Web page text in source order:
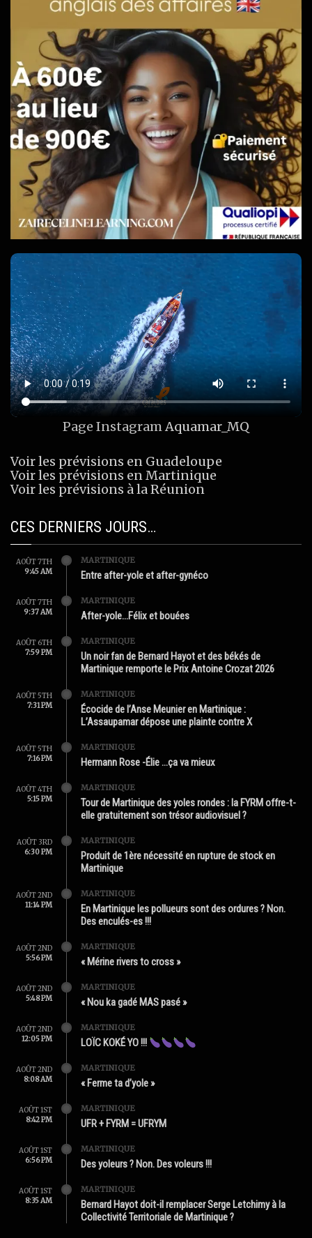
Page InstagramAquamar_MQ
Voir les prévisions en Guadeloupe
Voir les prévisions en Martinique
Voir les prévisions à la Réunion
CES DERNIERS JOURS…
AOÛT 7TH
9:45 AM
MARTINIQUE
Entre after-yole et after-gynéco
AOÛT 7TH
9:37 AM
MARTINIQUE
After-yole…Félix et bouées
AOÛT 6TH
7:59 PM
MARTINIQUE
Un noir fan de Bernard Hayot et des békés de
Martinique remporte le Prix Antoine Crozat 2026
AOÛT 5TH
7:31 PM
MARTINIQUE
Écocide de l’Anse Meunier en Martinique :
L’Assaupamar dépose une plainte contre X
AOÛT 5TH
7:16 PM
MARTINIQUE
Hermann Rose -Élie …ça va mieux
AOÛT 4TH
5:15 PM
MARTINIQUE
Tour de Martinique des yoles rondes : la FYRM offre-t-
elle gratuitement son trésor audiovisuel ?
AOÛT 3RD
6:30 PM
MARTINIQUE
Produit de 1ère nécessité en rupture de stock en
Martinique
AOÛT 2ND
11:14 PM
MARTINIQUE
En Martinique les pollueurs sont des ordures ? Non.
Des enculés-es !!!
AOÛT 2ND
5:56 PM
MARTINIQUE
« Mérine rivers to cross »
AOÛT 2ND
5:48 PM
MARTINIQUE
« Nou ka gadé MAS pasé »
AOÛT 2ND
12:05 PM
MARTINIQUE
LOÏC KOKÉ YO !!!
AOÛT 2ND
8:08 AM
MARTINIQUE
« Ferme ta d’yole »
AOÛT 1ST
8:42 PM
MARTINIQUE
UFR + FYRM = UFRYM
AOÛT 1ST
6:56 PM
MARTINIQUE
Des yoleurs ? Non. Des voleurs !!!
AOÛT 1ST
8:35 AM
MARTINIQUE
Bernard Hayot doit-il remplacer Serge Letchimy à la
Collectivité Territoriale de Martinique ?